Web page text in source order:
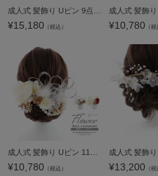
¥15,180 （税込） ¥10,780 （税
¥10,780 （税込） ¥13,200 （税